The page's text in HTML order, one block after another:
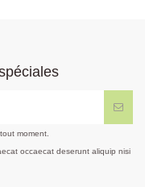
moment.
occaecat deserunt aliquip nisi